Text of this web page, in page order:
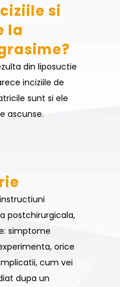
si
la
din liposuctie
inciziile de
sunt si ele
ascunse.
postchirurgicala,
simptome
orice
cum vei
dupa un